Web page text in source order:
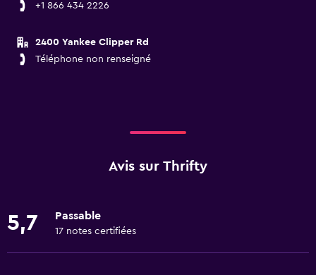
+1 866 434 2226
2400 Yankee Clipper Rd
Téléphone non renseigné
Avis sur Thrifty
5,7 Passable
17 notes certifiées